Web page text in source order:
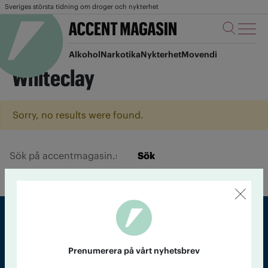
Sveriges största tidning om droger och nykterhet
AlkoholNarkotikaNykterhetMovendi
Whiteclay
Sorry, no results were found.
Sök
Prenumerera på vårt nyhetsbrev